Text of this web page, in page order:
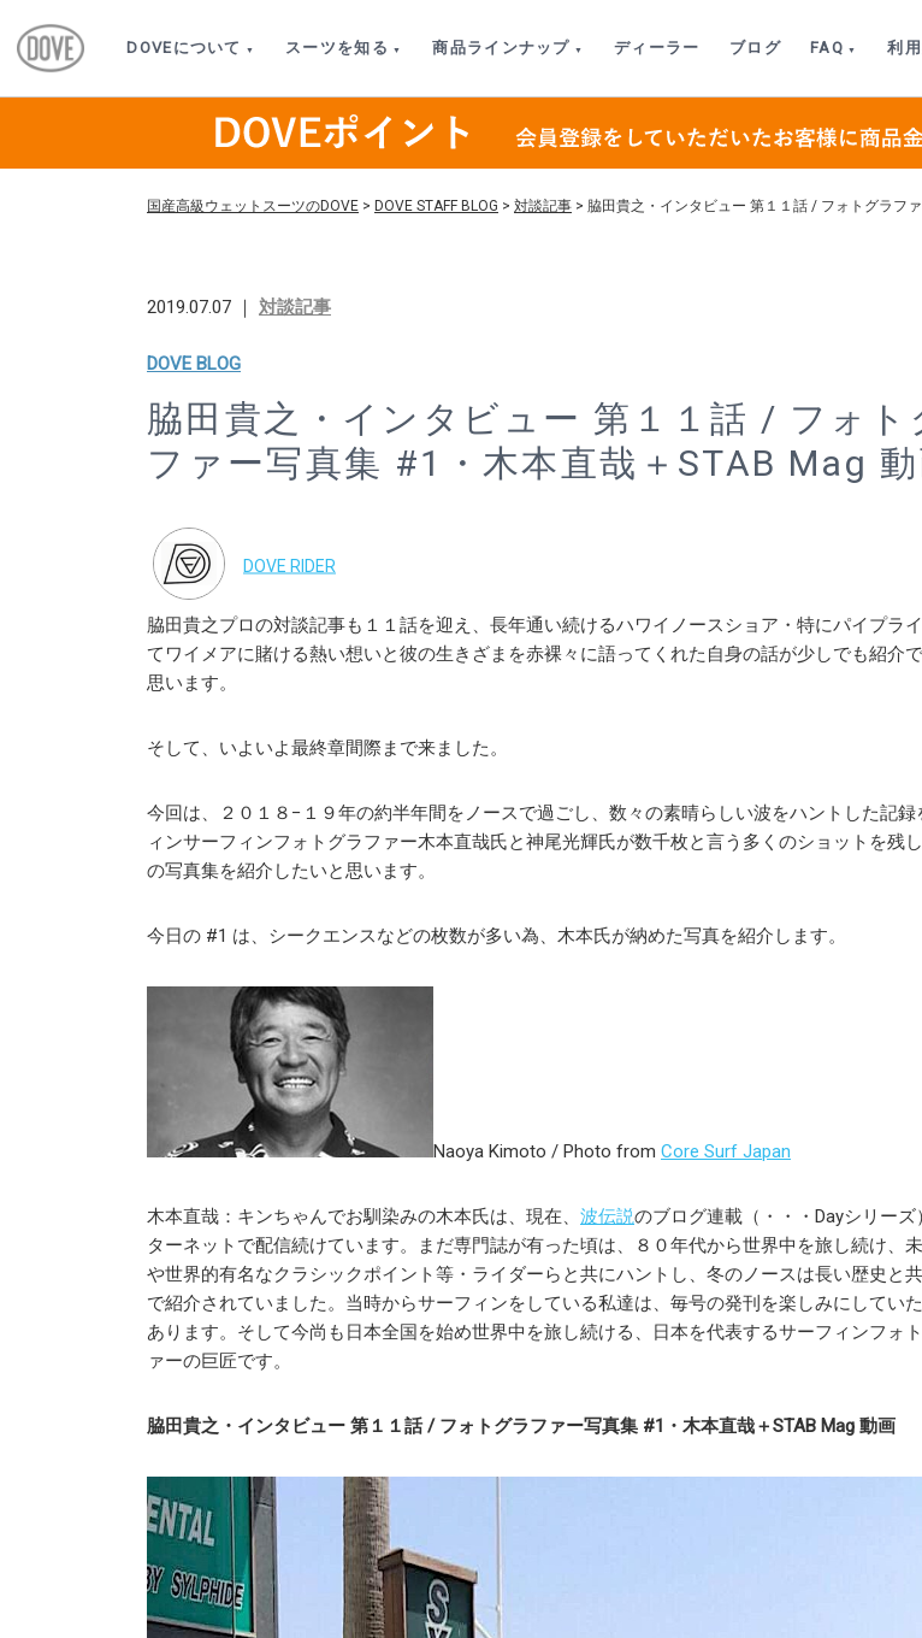
DOVEについて スーツを知る 商品ラインナップ ディーラー ブログ FAQ 利
国産高級ウェットスーツのDOVE > DOVE STAFF BLOG > 対談記事 > 脇田貴之・インタビュー 第１１話 / フォトグラフ
2019.07.07 ｜ 対談記事
DOVE BLOG
脇田貴之・インタビュー 第１１話 / フォト
ファー写真集 #1・木本直哉＋STAB Mag
DOVE RIDER
脇田貴之プロの対談記事も１１話を迎え、長年通い続けるハワイノースショア・特にパイプラ
てワイメアに賭ける熱い想いと彼の生きざまを赤裸々に語ってくれた自身の話が少しでも紹介
思います。
そして、いよいよ最終章間際まで来ました。
今回は、２０１８−１９年の約半年間をノースで過ごし、数々の素晴らしい波をハントした記録
ィンサーフィンフォトグラファー木本直哉氏と神尾光輝氏が数千枚と言う多くのショットを残
の写真集を紹介したいと思います。
今日の #1 は、シークエンスなどの枚数が多い為、木本氏が納めた写真を紹介します。
Naoya Kimoto / Photo from Core Surf Japan
木本直哉：キンちゃんでお馴染みの木本氏は、現在、 波伝説のブログ連載（・・・Dayシリーズ
ターネットで配信続けています。まだ専門誌が有った頃は、８０年代から世界中を旅し続け、
や世界的有名なクラシックポイント等・ライダーらと共にハントし、冬のノースは長い歴史と
で紹介されていました。当時からサーフィンをしている私達は、毎号の発刊を楽しみにしてい
あります。そして今尚も日本全国を始め世界中を旅し続ける、日本を代表するサーフィンフォ
ァーの巨匠です。
脇田貴之・インタビュー 第１１話 / フォトグラファー写真集 #1・木本直哉＋STAB Mag 動画